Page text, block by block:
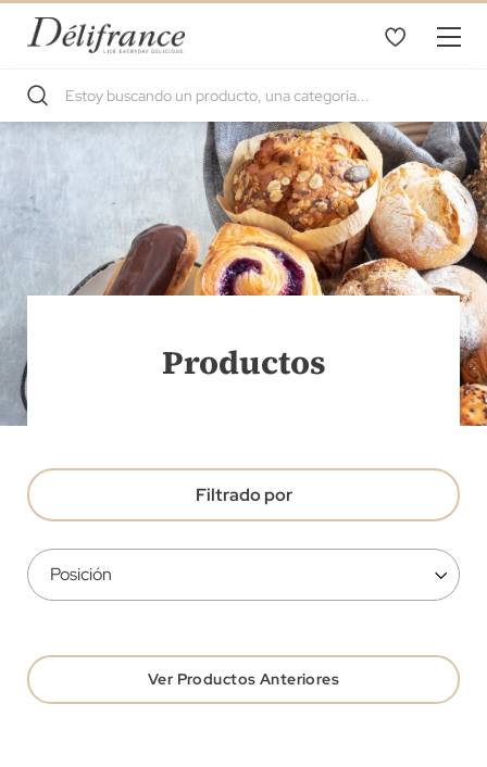
Productos
Ver Productos Anteriores
Filtrado por